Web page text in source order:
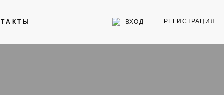
ВХОД РЕГИСТРАЦИЯ